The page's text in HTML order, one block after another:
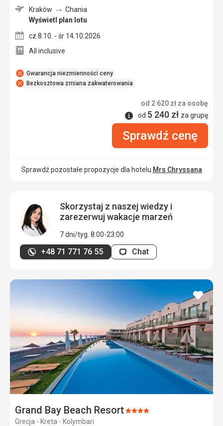
Gwarancja niezmienności ceny
Bezkosztowa zmiana zakwaterowania
Kraków
Chania
Wyświetl plan lotu
cz 8.10. - śr 14.10.2026
All inclusive
od 2 620 zł za osobę
Informacje
od 5 240 zł za grupę
Sprawdź cenę
Sprawdź pozostałe propozycje dla hotelu Mrs Chryssana
Skorzystaj z naszej wiedzy i
zarezerwuj wakacje marzeń
7 dni/tyg. 8:00-23:00
+48 71 771 76 55 Chat
Grand Bay Beach ResortOcena:
Grecja - Kreta - Kolymbari
dodaj
do